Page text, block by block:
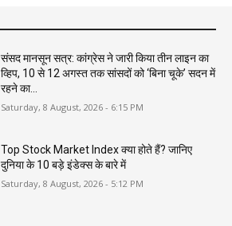
संसद मानसून सत्र: कांग्रेस ने जारी किया तीन लाइन का
व्हिप, 10 से 12 अगस्त तक सांसदों को ‘बिना चूके’ सदन में
रहने का...
Saturday, 8 August, 2026 - 6:15 PM
Top Stock Market Index क्या होते हैं? जानिए
दुनिया के 10 बड़े इंडेक्स के बारे में
Saturday, 8 August, 2026 - 5:12 PM